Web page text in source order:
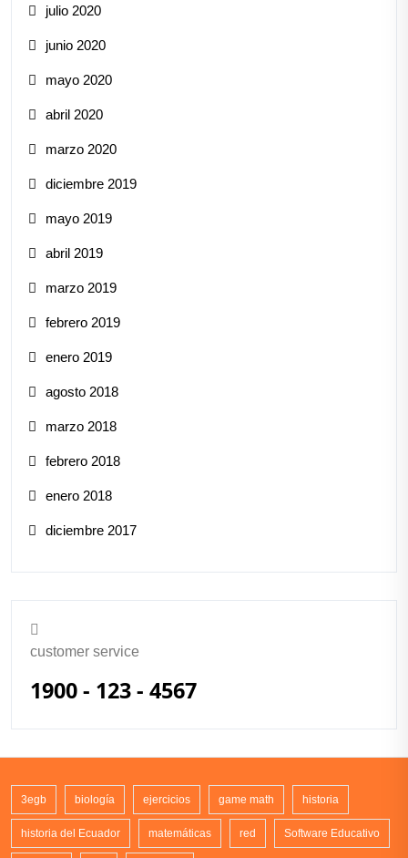
julio 2020
junio 2020
mayo 2020
abril 2020
marzo 2020
diciembre 2019
mayo 2019
abril 2019
marzo 2019
febrero 2019
enero 2019
agosto 2018
marzo 2018
febrero 2018
enero 2018
diciembre 2017
customer service
1900 - 123 - 4567
3egb biología ejercicios game math historia
historia del Ecuador matemáticas red Software Educativo